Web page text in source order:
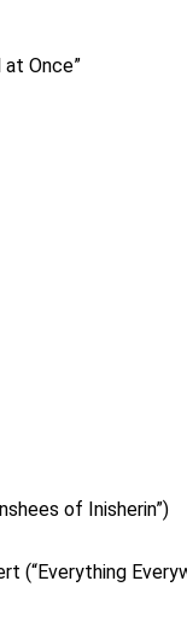
at Once”
of Inisherin”)
(“Everything